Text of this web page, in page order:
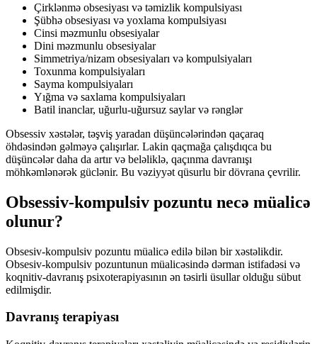
Çirklənmə obsesiyası və təmizlik kompulsiyası
Şübhə obsesiyası və yoxlama kompulsiyası
Cinsi məzmunlu obsesiyalar
Dini məzmunlu obsesiyalar
Simmetriya/nizam obsesiyaları və kompulsiyaları
Toxunma kompulsiyaları
Sayma kompulsiyaları
Yığma və saxlama kompulsiyaları
Batil inanclar, uğurlu-uğursuz saylar və rənglər
Obsessiv xəstələr, təşviş yaradan düşüncələrindən qaçaraq
öhdəsindən gəlməyə çalışırlar. Lakin qaçmağa çalışdıqca bu
düşüncələr daha da artır və beləliklə, qaçınma davranışı
möhkəmlənərək güclənir. Bu vəziyyət qüsurlu bir dövrana çevrilir.
Obsessiv-kompulsiv pozuntu necə müalicə
olunur?
Obsesiv-kompulsiv pozuntu müalicə edilə bilən bir xəstəlikdir.
Obsesiv-kompulsiv pozuntunun müalicəsində dərman istifadəsi və
koqnitiv-davranış psixoterapiyasının ən təsirli üsullar olduğu sübut
edilmişdir.
Davranış terapiyası